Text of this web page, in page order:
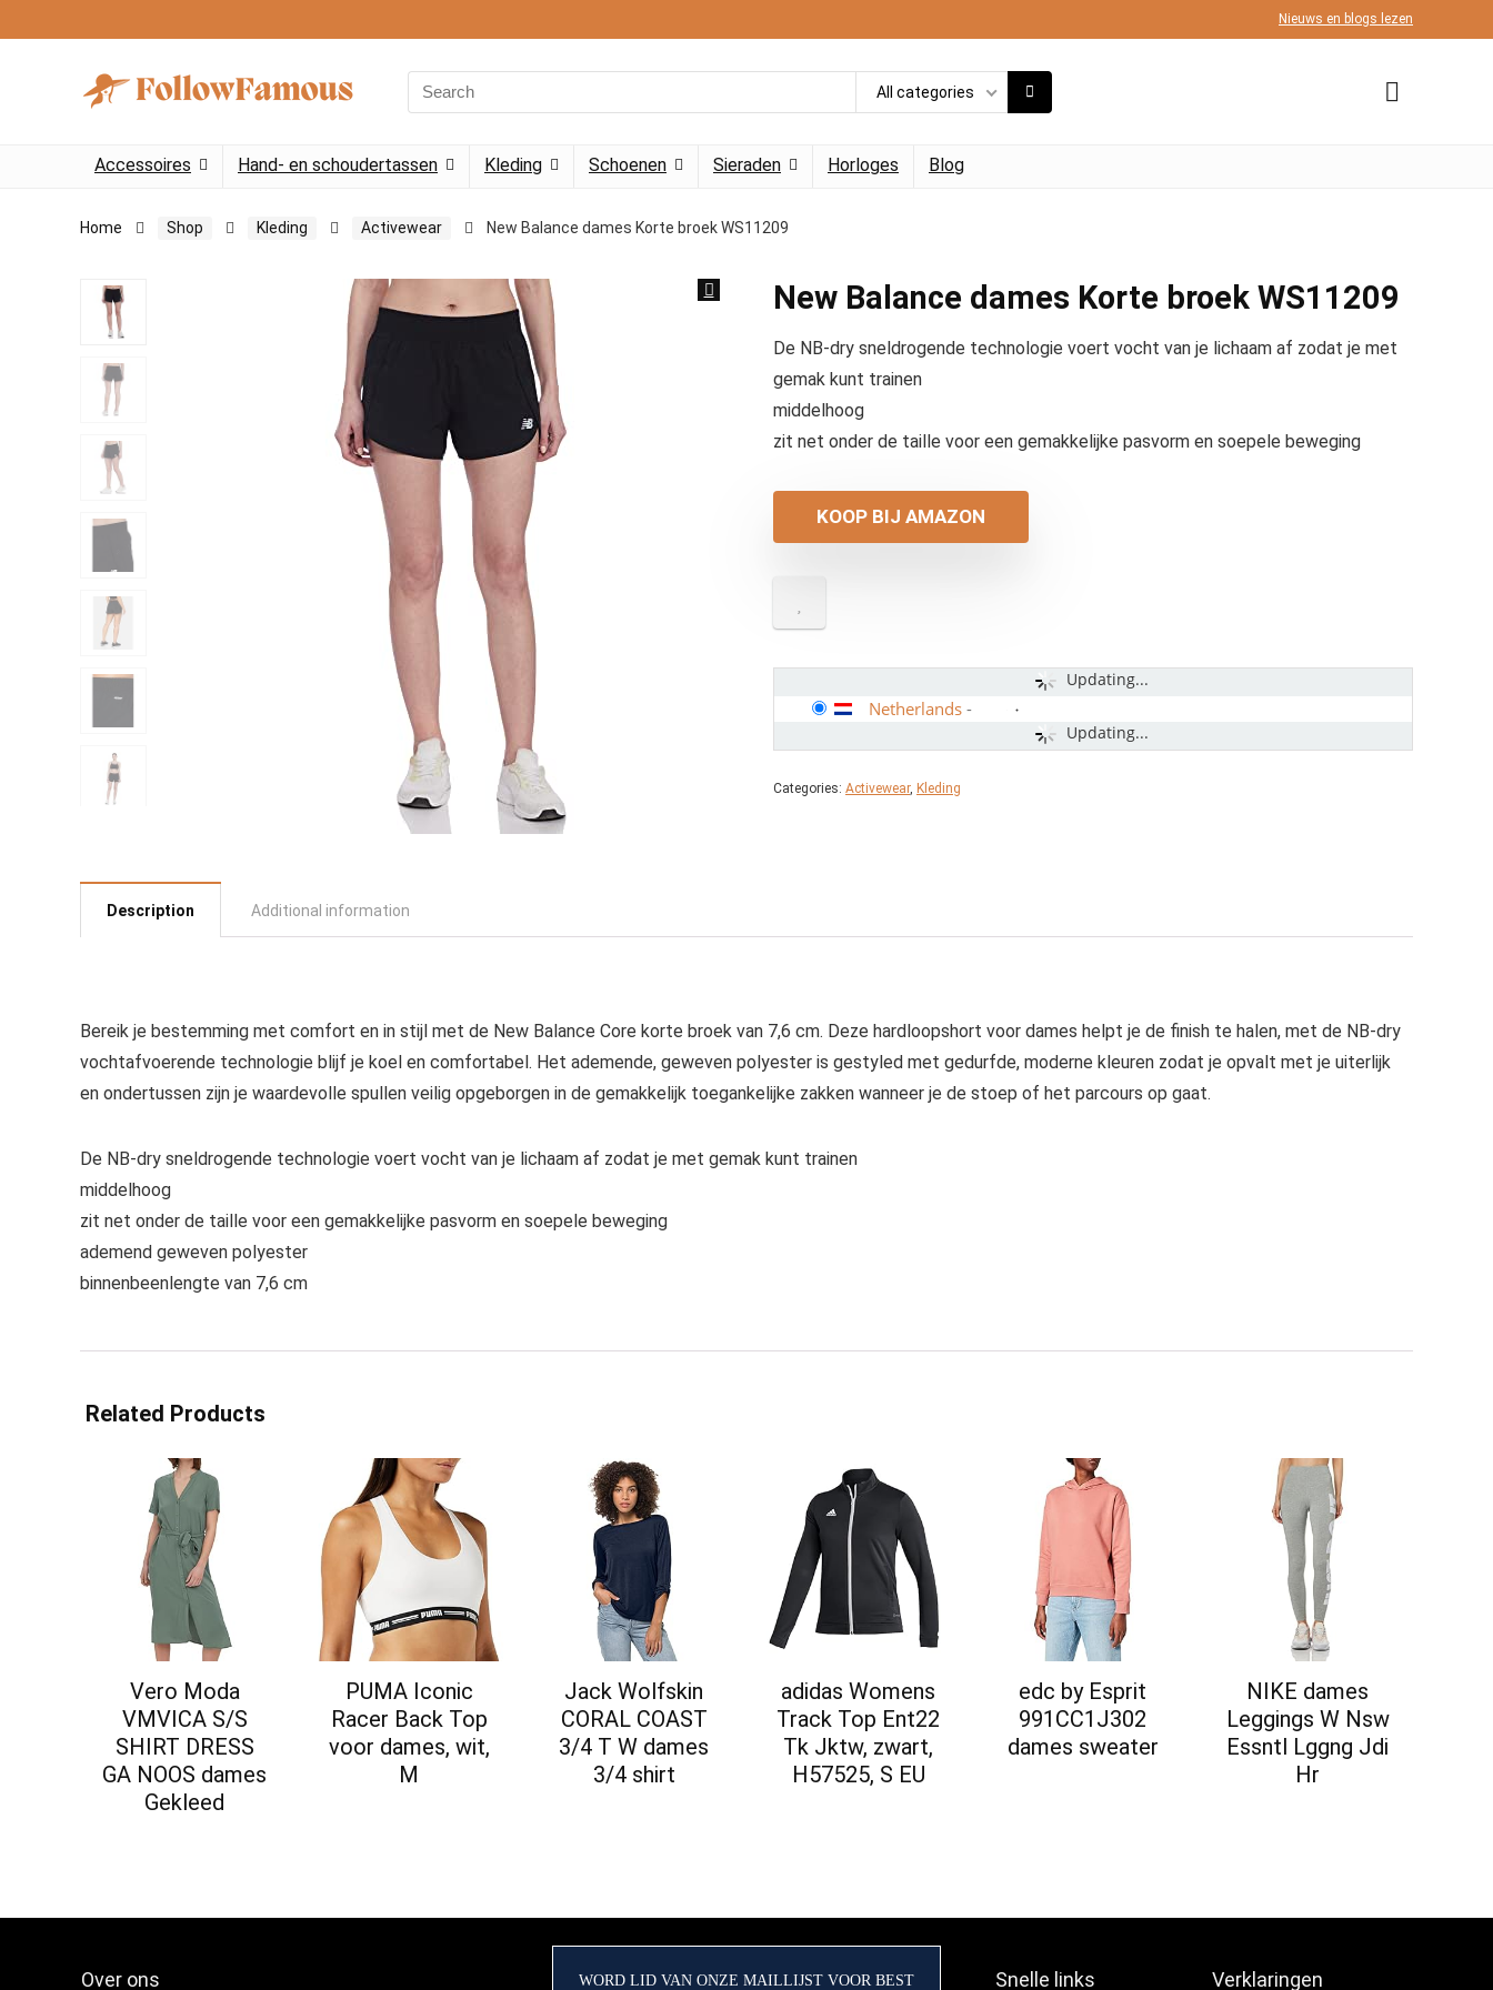
Nieuws en blogs lezen
Search
for:
All categories
Accessoires Hand- en schoudertassen Kleding Schoenen Sieraden Horloges Blog
Home Shop Kleding Activewear New Balance dames Korte broek WS11209
New Balance dames Korte broek WS11209
De NB-dry sneldrogende technologie voert vocht van je lichaam af zodat je met
gemak kunt trainen
middelhoog
zit net onder de taille voor een gemakkelijke pasvorm en soepele beweging
KOOP BIJ AMAZON
Updating...
Updating...
Netherlands -
Categories: Activewear, Kleding
Description Additional information
Bereik je bestemming met comfort en in stijl met de New Balance Core korte broek van 7,6 cm. Deze hardloopshort voor dames helpt je de finish te halen, met de NB-dry
vochtafvoerende technologie blijf je koel en comfortabel. Het ademende, geweven polyester is gestyled met gedurfde, moderne kleuren zodat je opvalt met je uiterlijk
en ondertussen zijn je waardevolle spullen veilig opgeborgen in de gemakkelijk toegankelijke zakken wanneer je de stoep of het parcours op gaat.
De NB-dry sneldrogende technologie voert vocht van je lichaam af zodat je met gemak kunt trainen
middelhoog
zit net onder de taille voor een gemakkelijke pasvorm en soepele beweging
ademend geweven polyester
binnenbeenlengte van 7,6 cm
Related Products
Vero Moda
VMVICA S/S
SHIRT DRESS
GA NOOS dames
Gekleed
PUMA Iconic
Racer Back Top
voor dames, wit,
M
Jack Wolfskin
CORAL COAST
3/4 T W dames
3/4 shirt
adidas Womens
Track Top Ent22
Tk Jktw, zwart,
H57525, S EU
edc by Esprit
991CC1J302
dames sweater
NIKE dames
Leggings W Nsw
Essntl Lggng Jdi
Hr
Over ons WORD LID VAN ONZE MAILLIJST VOOR BEST Snelle links Verklaringen